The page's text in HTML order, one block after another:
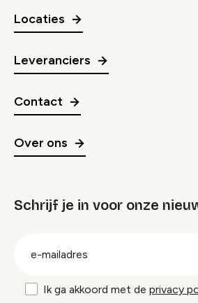
Locaties
Leveranciers
Contact
Over ons
Schrijf je in voor onze
Ik ga akkoord met de privacy